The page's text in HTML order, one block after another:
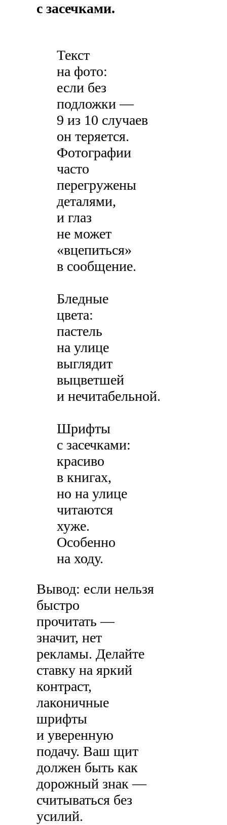
с засечками.
Текст
на фото:
если без
подложки —
9 из 10 случаев
он теряется.
Фотографии
часто
перегружены
деталями,
и глаз
не может
«вцепиться»
в сообщение.
Бледные
цвета:
пастель
на улице
выглядит
выцветшей
и нечитабельной.
Шрифты
с засечками:
красиво
в книгах,
но на улице
читаются
хуже.
Особенно
на ходу.
Вывод: если нельзя
быстро
прочитать —
значит, нет
рекламы. Делайте
ставку на яркий
контраст,
лаконичные
шрифты
и уверенную
подачу. Ваш щит
должен быть как
дорожный знак —
считываться без
усилий.